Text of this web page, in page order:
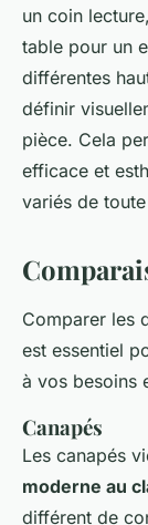
un coin
table pour un
différentes
définir
pièce. Cela
efficace et
variés de
Comparer les
est essentiel
à vos besoins
Canapés
Les canapés
moderne au
différent de